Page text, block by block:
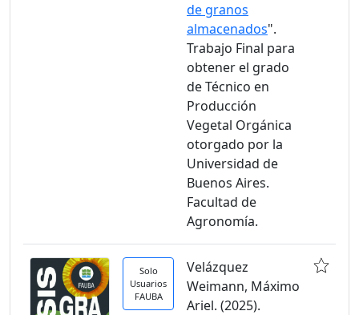
de granos
almacenados".
Trabajo Final para
obtener el grado
de Técnico en
Producción
Vegetal Orgánica
otorgado por la
Universidad de
Buenos Aires.
Facultad de
Agronomía.
Solo
Usuarios
FAUBA
Velázquez
Weimann, Máximo
Ariel. (2025).